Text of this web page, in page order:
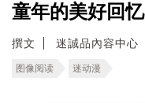
童年的美好回忆
撰文 迷誠品內容中心
图像阅读 迷动漫